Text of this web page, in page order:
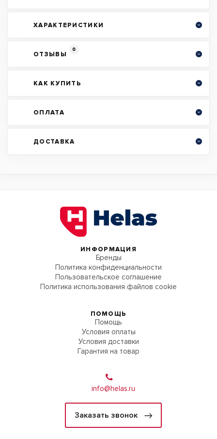
ХАРАКТЕРИСТИКИ
ОТЗЫВЫ
0
КАК КУПИТЬ
ОПЛАТА
ДОСТАВКА
ИНФОРМАЦИЯ
Бренды
Политика конфиденциальности
Пользовательское соглашение
Политика использования файлов cookie
ПОМОЩЬ
Помощь
Условия оплаты
Условия доставки
Гарантия на товар
info@helas.ru
Заказать звонок